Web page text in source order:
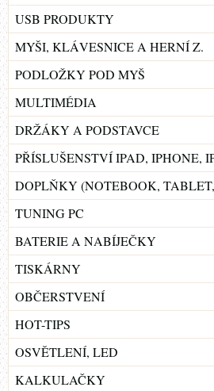
USB PRODUKTY
MYŠI, KLÁVESNICE A HERNÍ Z.
PODLOŽKY POD MYŠ
MULTIMÉDIA
DRŽÁKY A PODSTAVCE
PŘÍSLUŠENSTVÍ IPAD, IPHONE,
DOPLŇKY (NOTEBOOK,
TUNING PC
BATERIE A NABÍJEČKY
TISKÁRNY
OBČERSTVENÍ
HOT-TIPS
OSVĚTLENÍ, LED
KALKULAČKY